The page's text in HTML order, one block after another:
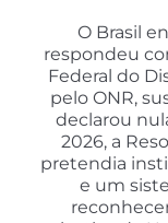
O Brasil
respondeu
Federal do
pelo ONR,
declarou
2026, a
pretendia
e um